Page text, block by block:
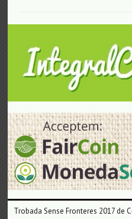
Trobada Sense Fronteres 2017 de